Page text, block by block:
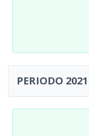
PERIODO 2021